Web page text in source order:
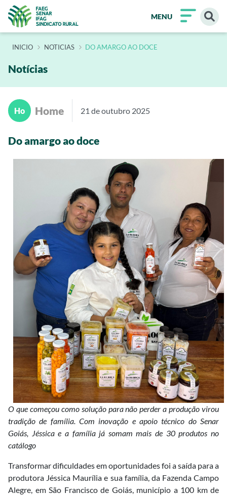
MENU
INÍCIO NOTICIAS DO AMARGO AO DOCE
Notícias
Ho Home 21 de outubro 2025
Do amargo ao doce
O que começou como solução para não perder a produção virou
tradição de família. Com inovação e apoio técnico do Senar
Goiás, Jéssica e a família já somam mais de 30 produtos no
catálogo
Transformar dificuldades em oportunidades foi a saída para a
produtora Jéssica Maurília e sua família, da Fazenda Campo
Alegre, em São Francisco de Goiás, município a 100 km de